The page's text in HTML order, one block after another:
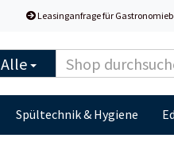
Leasinganfrage für
Alle
Spültechnik & Hygiene